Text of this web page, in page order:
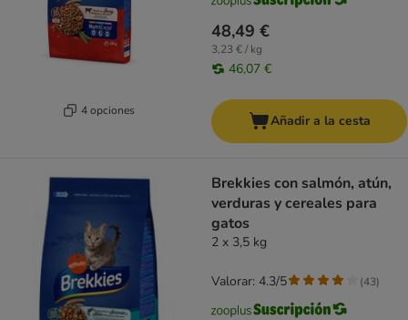
4 opciones
48,49 €
3,23 € / kg
46,07 €
Añadir a la cesta
Brekkies con salmón, atún,
verduras y cereales para
gatos
2 x 3,5 kg
Valorar: 4.3/5 (43)